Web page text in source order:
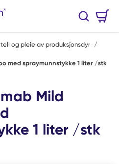
Søk
og pleie av produksjonsdyr /
med spraymunnstykke 1 liter /stk
Mild
1 liter /stk